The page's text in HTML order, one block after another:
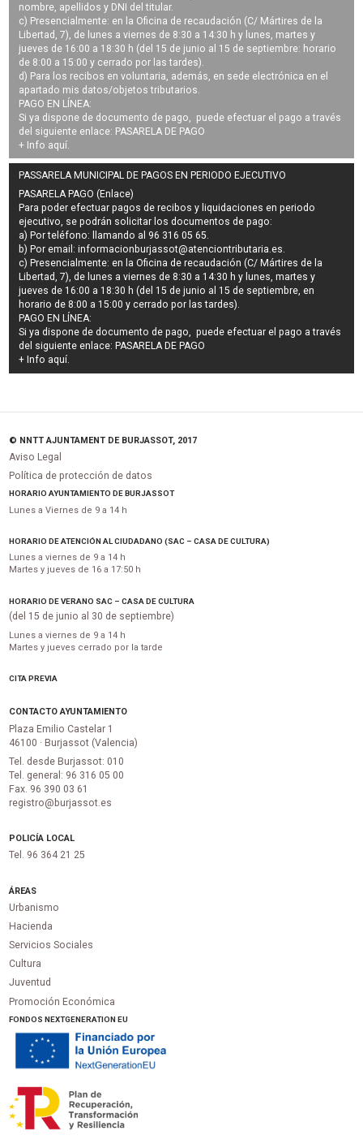
nombre, apellidos y DNI del titular.
c) Presencialmente: en la Oficina de recaudación (C/ Mártires de la
Libertad, 7), de lunes a viernes de 8:30 a 14:30 h y lunes, martes y
jueves de 16:00 a 18:30 h (del 15 de junio al 15 de septiembre: horario
de 8:00 a 15:00 y cerrado por las tardes).
d) Para los recibos en voluntaria, además, en sede electrónica en el
apartado mis datos/objetos tributarios.
PAGO EN LÍNEA:
Si ya dispone de documento de pago, puede efectuar el pago a través
del siguiente enlace: PASARELA DE PAGO
+ Info aquí.
PASSARELA MUNICIPAL DE PAGOS EN PERIODO EJECUTIVO
PASARELA PAGO (Enlace)
Para poder efectuar pagos derecibos y liquidaciones en periodo
ejecutivo, se podrán solicitar los documentos de pago:
a) Por teléfono: llamando al 96 316 05 65.
b) Por email:informacionburjassot@atenciontributaria.es.
c) Presencialmente: en la Oficina de recaudación (C/ Mártires de la
Libertad, 7), de lunes a viernes de 8:30 a 14:30 h y lunes, martes y
jueves de 16:00 a 18:30 h (del 15 de junio al 15 de septiembre, en
horario de 8:00 a 15:00 y cerrado por las tardes).
PAGO EN LÍNEA:
Si ya dispone de documento de pago, puede efectuar el pago a través
del siguiente enlace: PASARELA DE PAGO
+ Info aquí.
© NNTT AJUNTAMENT DE BURJASSOT, 2017
Aviso Legal
Política de protección de datos
HORARIO AYUNTAMIENTO DE BURJASSOT
Lunes a Viernes de 9 a 14 h
HORARIO DE ATENCIÓN AL CIUDADANO (SAC – CASA DE CULTURA)
Lunes a viernes de 9 a 14 h
Martes y jueves de 16 a 17:50 h
HORARIO DE VERANO SAC – CASA DE CULTURA
(del 15 de junio al 30 de septiembre)
Lunes a viernes de 9 a 14 h
Martes y jueves cerrado por la tarde
CITA PREVIA
CONTACTO AYUNTAMIENTO
Plaza Emilio Castelar 1
46100 · Burjassot (Valencia)
Tel. desde Burjassot: 010
Tel. general: 96 316 05 00
Fax. 96 390 03 61
registro@burjassot.es
POLICÍA LOCAL
Tel. 96 364 21 25
ÁREAS
Urbanismo
Hacienda
Servicios Sociales
Cultura
Juventud
Promoción Económica
FONDOS NEXTGENERATION EU